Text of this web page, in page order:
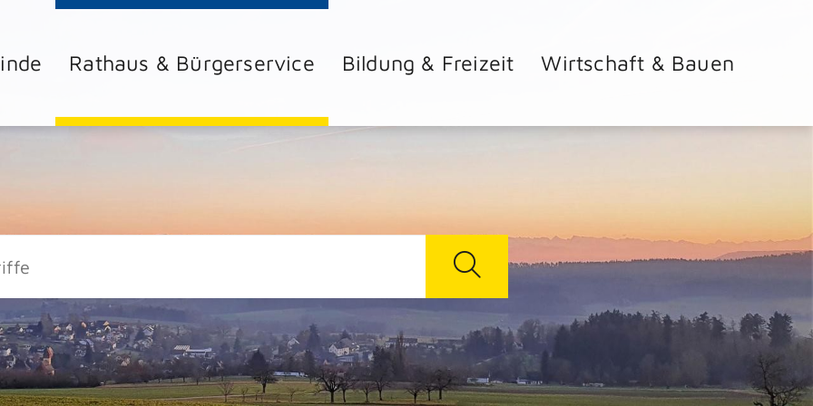
Rathaus & Bürgerservice Bildung & Freizeit Wirtschaft & Bauen